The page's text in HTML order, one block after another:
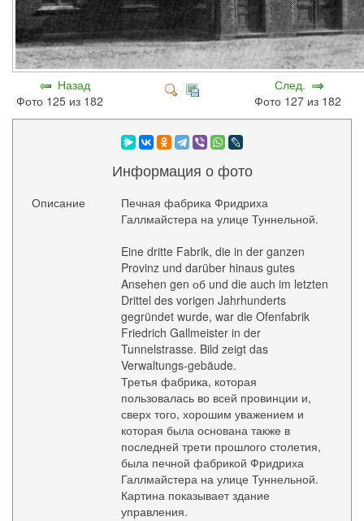
Назад
Фото 125 из 182
След.
Фото 127 из 182
Информация о фото
Описание
Печная фабрика Фридриха
Галлмайстера на улице Туннельной.
Eine dritte Fabrik, die in der ganzen
Provinz und darüber hinaus gutes
Ansehen gen об und die auch im letzten
Drittel des vorigen Jahrhunderts
gegründet wurde, war die Ofenfabrik
Friedrich Gallmeister in der
Tunnelstrasse. Bild zeigt das
Verwaltungs-gebäude.
Третья фабрика, которая
пользовалась во всей провинции и,
сверх того, хорошим уважением и
которая была основана также в
последней трети прошлого столетия,
была печной фабрикой Фридриха
Галлмайстера на улице Туннельной.
Картина показывает здание
управления.